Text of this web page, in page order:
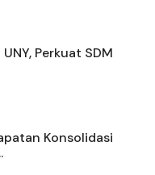
Perkuat SDM
Konsolidasi